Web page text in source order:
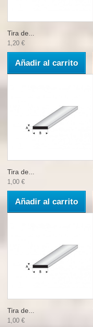
Tira de...
1,20 €
Añadir al carrito
Tira de...
1,00 €
Añadir al carrito
Tira de...
1,00 €